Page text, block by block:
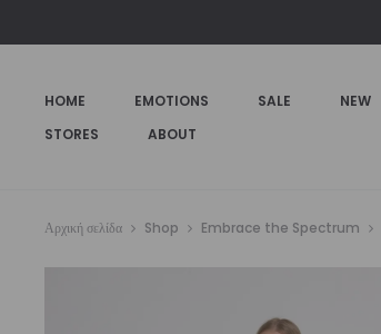
HOME EMOTIONS SALE NEW
STORES
ABOUT
Αρχική σελίδα Shop Embrace the Spectrum